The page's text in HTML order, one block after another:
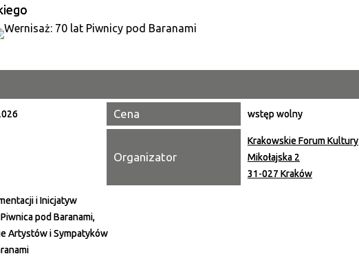
Cena wstęp wolny
Organizator
Krakowskie Forum Kultury
Mikołajska 2
31-027 Kraków
i Inicjatyw
pod Baranami,
Artystów i Sympatyków